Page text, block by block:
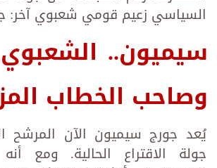
السياسي زعيم قومي شعبوي آخر:
سيميون..
وصاحب الخطاب
يُعد جورج سيميون الآن المرشح
جولة الاقتراع الحالية. ومع